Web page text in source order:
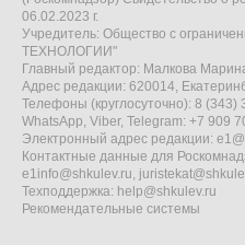
06.02.2023 г.
Учредитель: Общество с
ТЕХНОЛОГИИ"
Главный редактор: Малкова
Адрес редакции: 620014,
Телефоны (круглосуточно): 8 (343)
WhatsApp, Viber, Telegram: +7 909
Электронный адрес редакции:
Контактные данные для
e1info@shkulev.ru,
Техподдержка: help@shkulev.ru
Рекомендательные системы